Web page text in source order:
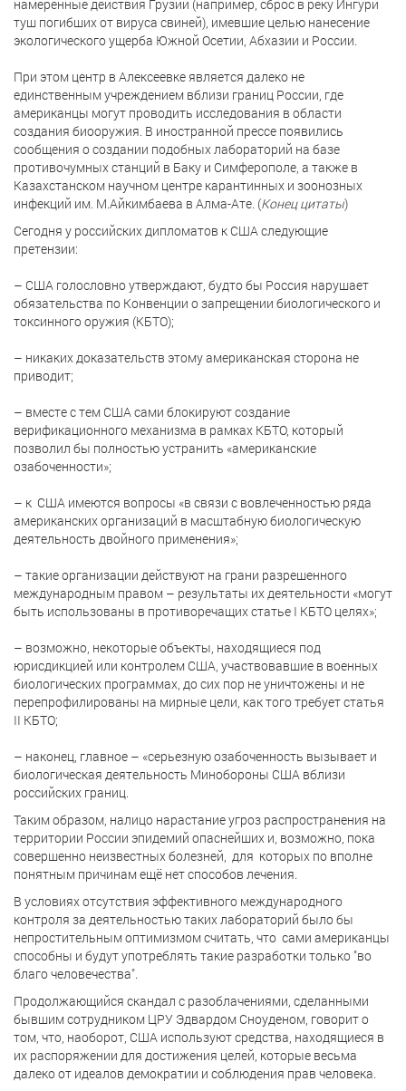
намеренные действия Грузии (например, сброс в реку Ингури
туш погибших от вируса свиней), имевшие целью нанесение
экологического ущерба Южной Осетии, Абхазии и России.
При этом центр в Алексеевке является далеко не
единственным учреждением вблизи границ России, где
американцы могут проводить исследования в области
создания биооружия. В иностранной прессе появились
сообщения о создании подобных лабораторий на базе
противочумных станций в Баку и Симферополе, а также в
Казахстанском научном центре карантинных и зоонозных
инфекций им. М.Айкимбаева в Алма-Ате. (Конец цитаты)
Сегодня у российских дипломатов к США следующие
претензии:
– США голословно утверждают, будто бы Россия нарушает
обязательства по Конвенции о запрещении биологического и
токсинного оружия (КБТО);
– никаких доказательств этому американская сторона не
приводит;
– вместе с тем США сами блокируют создание
верификационного механизма в рамках КБТО, который
позволил бы полностью устранить «американские
озабоченности»;
– к США имеются вопросы «в связи с вовлеченностью ряда
американских организаций в масштабную биологическую
деятельность двойного применения»;
– такие организации действуют на грани разрешенного
международным правом – результаты их деятельности «могут
быть использованы в противоречащих статье I КБТО целях»;
– возможно, некоторые объекты, находящиеся под
юрисдикцией или контролем США, участвовавшие в военных
биологических программах, до сих пор не уничтожены и не
перепрофилированы на мирные цели, как того требует статья
II КБТО;
– наконец, главное – «серьезную озабоченность вызывает и
биологическая деятельность Минобороны США вблизи
российских границ.
Таким образом, налицо нарастание угроз распространения на
территории России эпидемий опаснейших и, возможно, пока
совершенно неизвестных болезней, для которых по вполне
понятным причинам ещё нет способов лечения.
В условиях отсутствия эффективного международного
контроля за деятельностью таких лабораторий было бы
непростительным оптимизмом считать, что сами американцы
способны и будут употреблять такие разработки только "во
благо человечества".
Продолжающийся скандал с разоблачениями, сделанными
бывшим сотрудником ЦРУ Эдвардом Сноуденом, говорит о
том, что, наоборот, США используют средства, находящиеся в
их распоряжении для достижения целей, которые весьма
далеко от идеалов демократии и соблюдения прав человека.